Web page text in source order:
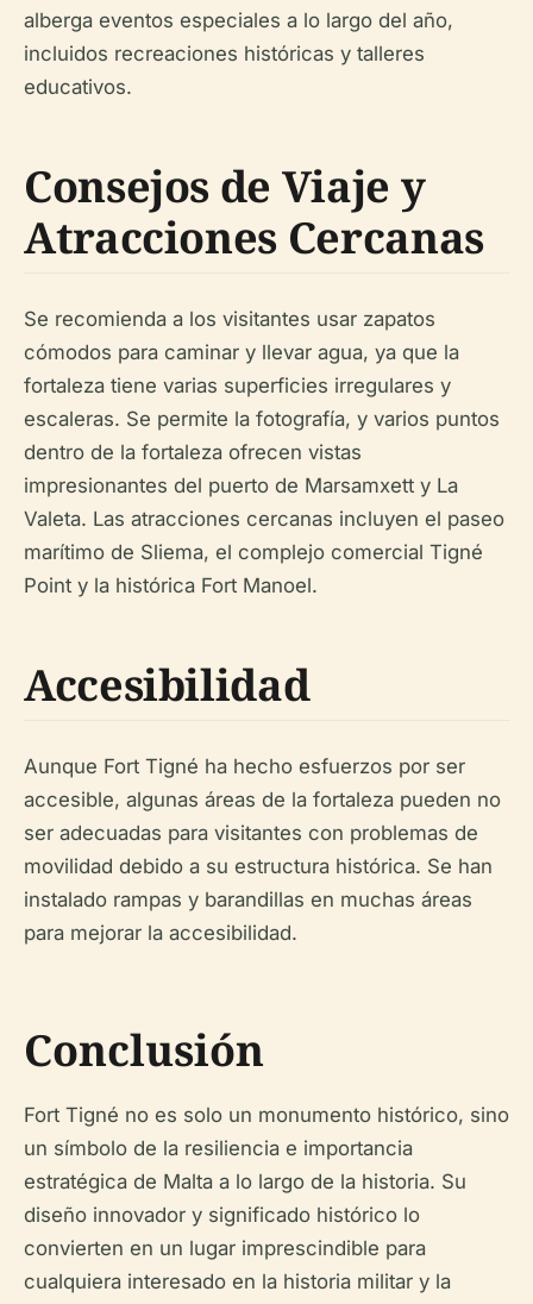
alberga eventos especiales a lo largo del año,
incluidos recreaciones históricas y talleres
educativos.
Consejos de Viaje y
Atracciones Cercanas
Se recomienda a los visitantes usar zapatos
cómodos para caminar y llevar agua, ya que la
fortaleza tiene varias superficies irregulares y
escaleras. Se permite la fotografía, y varios puntos
dentro de la fortaleza ofrecen vistas
impresionantes del puerto de Marsamxett y La
Valeta. Las atracciones cercanas incluyen el paseo
marítimo de Sliema, el complejo comercial Tigné
Point y la histórica Fort Manoel.
Accesibilidad
Aunque Fort Tigné ha hecho esfuerzos por ser
accesible, algunas áreas de la fortaleza pueden no
ser adecuadas para visitantes con problemas de
movilidad debido a su estructura histórica. Se han
instalado rampas y barandillas en muchas áreas
para mejorar la accesibilidad.
Conclusión
Fort Tigné no es solo un monumento histórico, sino
un símbolo de la resiliencia e importancia
estratégica de Malta a lo largo de la historia. Su
diseño innovador y significado histórico lo
convierten en un lugar imprescindible para
cualquiera interesado en la historia militar y la